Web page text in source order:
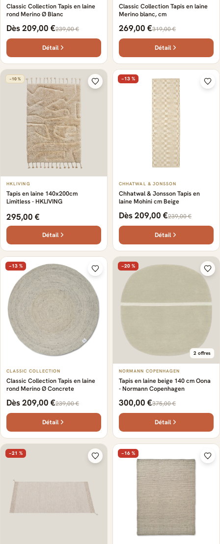
Classic Collection Tapis en laine
rond Merino Ø Blanc
Dès 209,00 €239,00 €
Détail
Classic Collection Tapis en laine
Merino blanc, cm
269,00 €319,00 €
Détail
−10 %
HKLIVING
Tapis en laine 140x200cm
Limitless - HKLIVING
295,00 €
Détail
−13 %
CHHATWAL & JONSSON
Chhatwal & Jonsson Tapis en
laine Mohini cm Beige
Dès 209,00 €239,00 €
Détail
−13 %
CLASSIC COLLECTION
Classic Collection Tapis en laine
rond Merino Ø Concrete
Dès 209,00 €239,00 €
Détail
−20 %
2 offres
NORMANN COPENHAGEN
Tapis en laine beige 140 cm Oona
- Normann Copenhagen
300,00 €375,00 €
Détail
−21 % −16 %